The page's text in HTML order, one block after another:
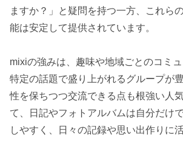
ますか？」と疑問を持つ一方、これら
能は安定して提供されています。
mixiの強みは、趣味や地域ごとのコミュ
特定の話題で盛り上がれるグループが
性を保ちつつ交流できる点も根強い人
て、日記やフォトアルバムは自分だけ
しやすく、日々の記録や思い出作りに